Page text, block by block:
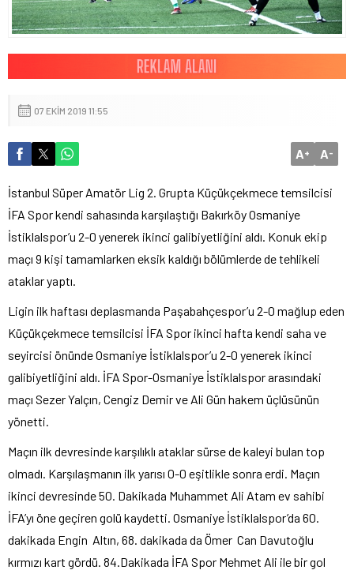
07 EKIM 2019 11:55
A+ A-
İstanbul Süper Amatör Lig 2. Grupta Küçükçekmece temsilcisi
İFA Spor kendi sahasında karşılaştığı Bakırköy Osmaniye
İstiklalspor’u 2-0 yenerek ikinci galibiyetliğini aldı. Konuk ekip
maçı 9 kişi tamamlarken eksik kaldığı bölümlerde de tehlikeli
ataklar yaptı.
Ligin ilk haftası deplasmanda Paşabahçespor’u 2-0 mağlup eden
Küçükçekmece temsilcisi İFA Spor ikinci hafta kendi saha ve
seyircisi önünde Osmaniye İstiklalspor’u 2-0 yenerek ikinci
galibiyetliğini aldı. İFA Spor-Osmaniye İstiklalspor arasındaki
maçı Sezer Yalçın, Cengiz Demir ve Ali Gün hakem üçlüsünün
yönetti.
Maçın ilk devresinde karşılıklı ataklar sürse de kaleyi bulan top
olmadı. Karşılaşmanın ilk yarısı 0-0 eşitlikle sonra erdi. Maçın
ikinci devresinde 50. Dakikada Muhammet Ali Atam ev sahibi
İFA’yı öne geçiren golü kaydetti. Osmaniye İstiklalspor’da 60.
dakikada Engin Altın, 68. dakikada da Ömer Can Davutoğlu
kırmızı kart gördü. 84.Dakikada İFA Spor Mehmet Ali ile bir gol